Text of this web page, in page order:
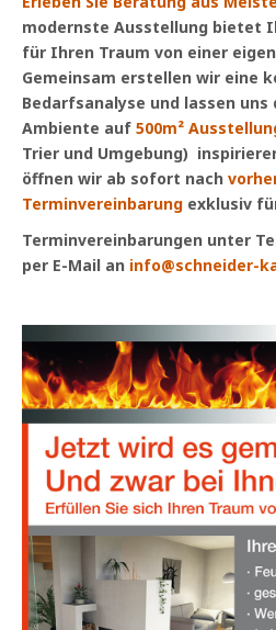
Moderne Öfen
Specksteinöfen
SERVICE & PLANUNG
Neu: Unser 3D – Kaminplaner
Individuelle CAD Planungen
Unsere Kaminfibel
IMPRESSUM
Datenschutzerklärung
modernste Ausstellung bietet
für Ihren Traum von einer
Gemeinsam erstellen wir eine
Bedarfsanalyse und lassen
Ambiente auf 500m²
Trier und Umgebung)
öffnen wir ab sofort nach
Terminvereinbarung exklusiv
Terminvereinbarungen unter
per E-Mail an info@schneider-